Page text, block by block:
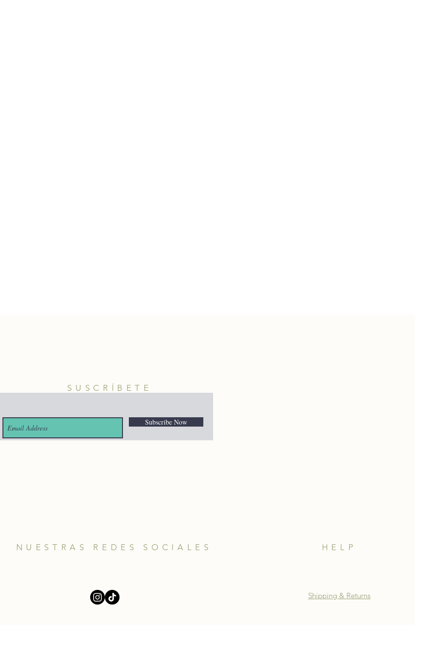
SUSCRÍBETE
Subscribe Now
NUESTRAS REDES SOCIALES HELP
Shipping & Returns